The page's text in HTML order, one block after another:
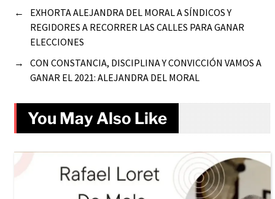
←
EXHORTA ALEJANDRA DEL MORAL A SÍNDICOS Y
REGIDORES A RECORRER LAS CALLES PARA GANAR
ELECCIONES
→
CON CONSTANCIA, DISCIPLINA Y CONVICCIÓN VAMOS A
GANAR EL 2021: ALEJANDRA DEL MORAL
You May Also Like